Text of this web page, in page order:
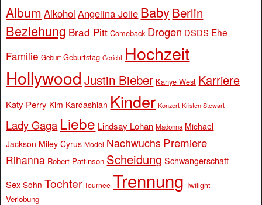
Album Alkohol Angelina Jolie BabyBerlin
Beziehung Brad Pitt Comeback Drogen DSDS Ehe
Familie Geburt Geburtstag Gericht Hochzeit
Hollywood Justin Bieber Kanye West Karriere
Katy Perry Kim Kardashian Kinder Konzert Kristen Stewart
Lady Gaga Liebe Lindsay Lohan Madonna Michael
Jackson Miley Cyrus Model Nachwuchs Premiere
Rihanna Robert Pattinson Scheidung Schwangerschaft
Sex Sohn Tochter Tournee Trennung Twilight
Verlobung